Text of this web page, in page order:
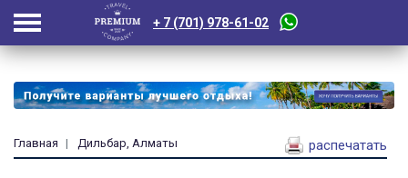
+ 7 (701) 978-61-02
Главная Дильбар, Алматы распечатать